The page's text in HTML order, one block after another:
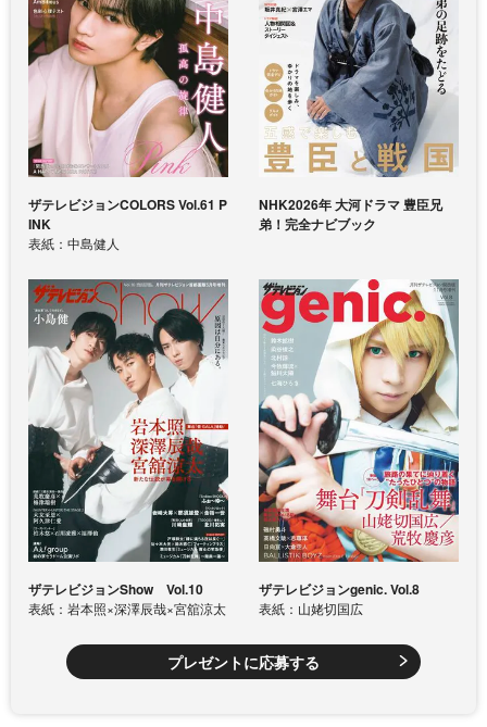
ザテレビジョンCOLORS Vol.61 P
INK
表紙：中島健人
NHK2026年 大河ドラマ 豊臣兄
弟！完全ナビブック
ザテレビジョンShow Vol.10
表紙：岩本照×深澤辰哉×宮舘涼太
ザテレビジョンgenic. Vol.8
表紙：山姥切国広
プレゼントに応募する